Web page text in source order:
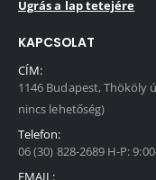
Ugrás a lap tetejére
KAPCSOLAT
CÍM:
1146 Budapest, Thököly
nincs lehetőség)
Telefon:
06 (30) 828-2689 H-P:
EMAIL: